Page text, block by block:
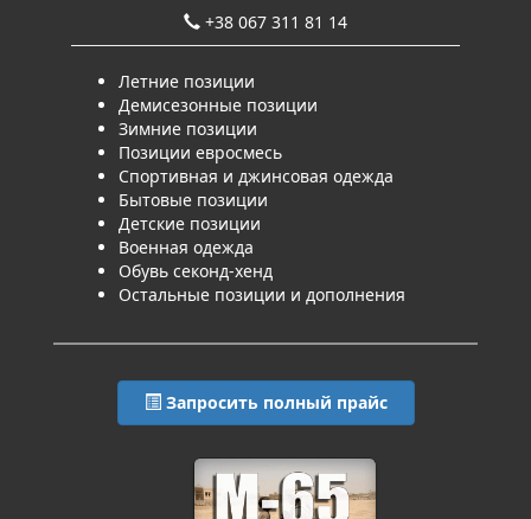
+38 067 311 81 14
Летние позиции
Демисезонные позиции
Зимние позиции
Позиции евросмесь
Спортивная и джинсовая одежда
Бытовые позиции
Детские позиции
Военная одежда
Обувь секонд-хенд
Остальные позиции и дополнения
Запросить полный прайс